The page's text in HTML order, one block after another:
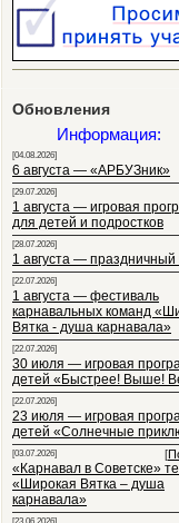
Обновления
Информация:
[04.08.2026]
6 августа — «АРБУЗник»
[29.07.2026]
1 августа — игровая
для детей и подростков
[28.07.2026]
1 августа — праздничный
[22.07.2026]
1 августа — фестиваль
карнавальных команд
Вятка - душа карнавала»
[22.07.2026]
30 июля — игровая
детей «Быстрее! Выше!
[22.07.2026]
23 июля — игровая
детей «Солнечные
[03.07.2026] [
«Карнавал в Советске»
«Широкая Вятка – душа
карнавала»
[23.06.2026]